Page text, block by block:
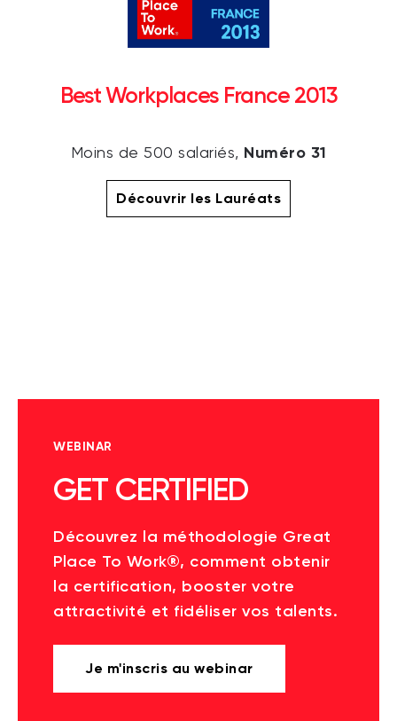
Best Workplaces France 2013
Moins de 500 salariés, Numéro 31
Découvrir les Lauréats
WEBINAR
GET CERTIFIED
Découvrez la méthodologie Great
Place To Work®, comment obtenir
la certification, booster votre
attractivité et fidéliser vos talents.
Je m'inscris au webinar